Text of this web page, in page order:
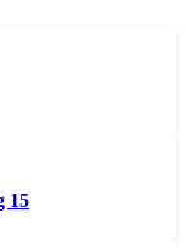
15